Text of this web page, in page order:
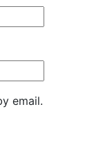
email.